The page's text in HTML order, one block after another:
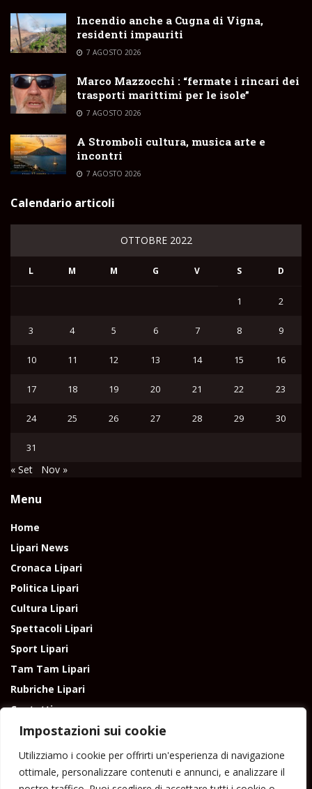
Impostazioni sui cookie
Utilizziamo i cookie per offrirti un'esperienza di navigazione
ottimale, personalizzare contenuti e annunci, e analizzare il
Incendio anche a Cugna di Vigna,
residenti impauriti
7 AGOSTO 2026
Marco Mazzocchi : “fermate i rincari dei
trasporti marittimi per le isole”
7 AGOSTO 2026
A Stromboli cultura, musica arte e
incontri
7 AGOSTO 2026
Calendario articoli
OTTOBRE 2022
L M M G V S D
1 2
3 4 5 6 7 8 9
10 11 12 13 14 15 16
17 18 19 20 21 22 23
24 25 26 27 28 29 30
31
« Set Nov »
Menu
Home
Lipari News
Cronaca Lipari
Politica Lipari
Cultura Lipari
Spettacoli Lipari
Sport Lipari
Tam Tam Lipari
Rubriche Lipari
Contatti